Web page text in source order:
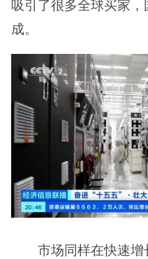
吸引了很多全球买家
成。
市场同样在快速增